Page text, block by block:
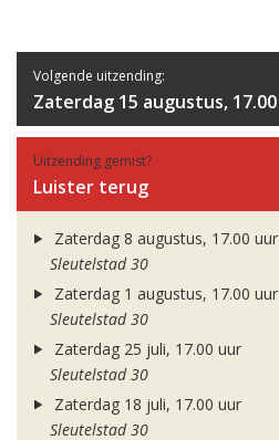
Volgende uitzending:
Zaterdag 15 augustus,
Uitzending gemist?
Luister terug
Zaterdag 8 augustus, 17.00 uur
Sleutelstad 30
Zaterdag 1 augustus, 17.00 uur
Sleutelstad 30
Zaterdag 25 juli, 17.00 uur
Sleutelstad 30
Zaterdag 18 juli, 17.00 uur
Sleutelstad 30